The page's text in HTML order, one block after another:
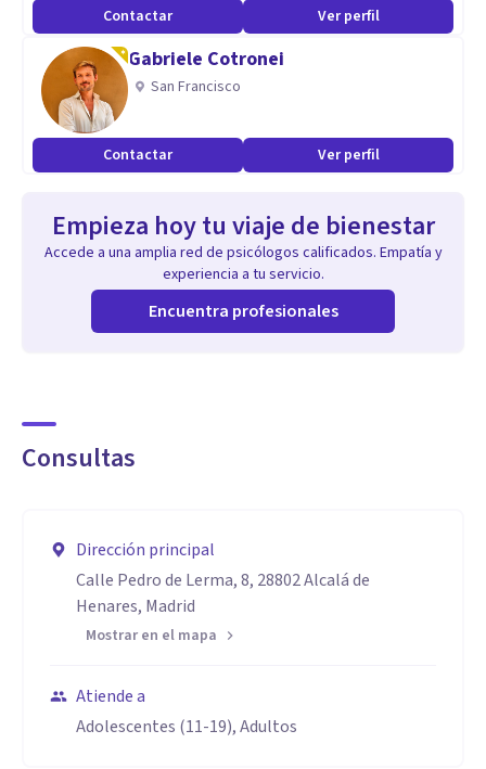
Contactar Ver perfil
Gabriele Cotronei
San Francisco
Contactar Ver perfil
Empieza hoy tu viaje de bienestar
Accede a una amplia red de psicólogos calificados. Empatía y
experiencia a tu servicio.
Encuentra profesionales
Consultas
Dirección principal
Calle Pedro de Lerma, 8, 28802 Alcalá de
Henares, Madrid
Mostrar en el mapa
Atiende a
Adolescentes (11-19), Adultos